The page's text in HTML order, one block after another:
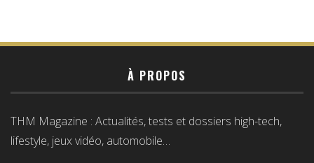
À PROPOS
THM Magazine : Actualités, tests et dossiers high-tech,
lifestyle, jeux vidéo, automobile…